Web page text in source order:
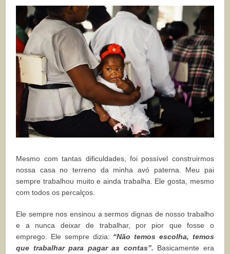
Mesmo com tantas dificuldades, foi possível construirmos
nossa casa no terreno da minha avó paterna. Meu pai
sempre trabalhou muito e ainda trabalha. Ele gosta, mesmo
com todos os percalços.
Ele sempre nos ensinou a sermos dignas de nosso trabalho
e a nunca deixar de trabalhar, por pior que fosse o
emprego. Ele sempre dizia: “Não temos escolha, temos
que trabalhar para pagar as contas”. Basicamente era